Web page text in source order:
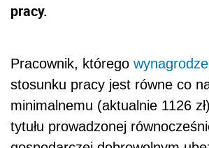
pracy.
Pracownik, którego
stosunku pracy jest równe co
minimalnemu (aktualnie 1126
tytułu prowadzonej